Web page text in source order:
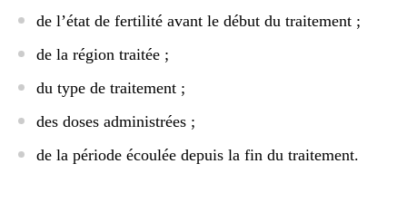
de l’état de fertilité avant le début du traitement ;
de la région traitée ;
du type de traitement ;
des doses administrées ;
de la période écoulée depuis la fin du traitement.